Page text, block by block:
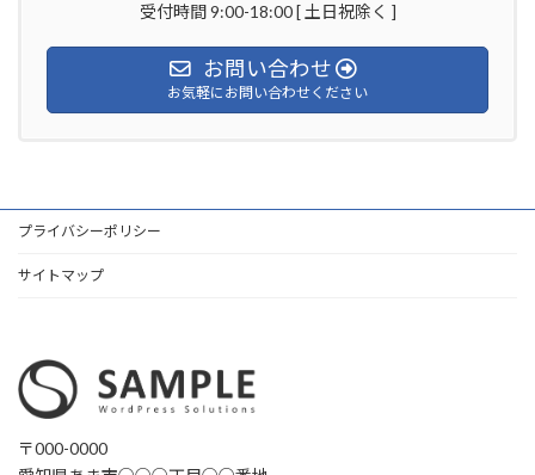
受付時間 9:00-18:00 [ 土日祝除く ]
お問い合わせ
お気軽にお問い合わせください
プライバシーポリシー
サイトマップ
〒000-0000